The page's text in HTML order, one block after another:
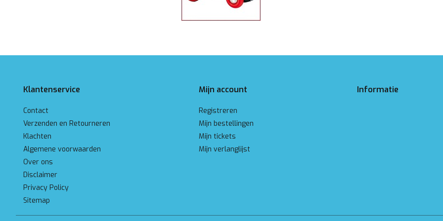
Klantenservice
Contact
Verzenden en Retourneren
Klachten
Algemene voorwaarden
Over ons
Disclaimer
Privacy Policy
Sitemap
Mijn account
Registreren
Mijn bestellingen
Mijn tickets
Mijn verlanglijst
Informatie